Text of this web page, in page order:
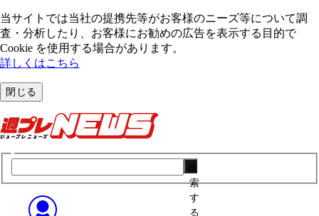
当サイトでは当社の提携先等がお客様のニーズ等について調
査・分析したり、お客様にお勧めの広告を表⽰する⽬的で
Cookie を使⽤する場合があります。
詳しくはこちら
閉じる
索
す
る